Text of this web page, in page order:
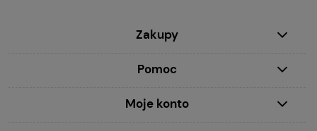
Zakupy
Pomoc
Moje konto